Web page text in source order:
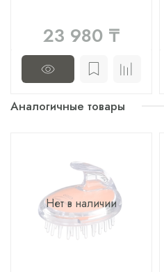
23 980 ₸
Аналогичные товары
Нет в наличии